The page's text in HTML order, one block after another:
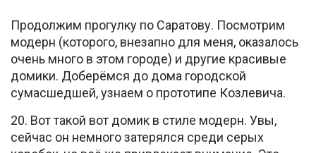
Продолжим прогулку по Саратову. Посмотрим
модерн (которого, внезапно для меня, оказалось
очень много в этом городе) и другие красивые
домики. Доберёмся до дома городской
сумасшедшей, узнаем о прототипе Козлевича.
20. Вот такой вот домик в стиле модерн. Увы,
сейчас он немного затерялся среди серых